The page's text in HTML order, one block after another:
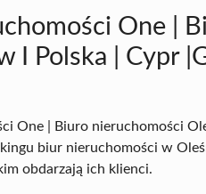
One |
I Polska | Cypr
One | Biuro nieruchomości
biur nieruchomości w
obdarzają ich klienci.